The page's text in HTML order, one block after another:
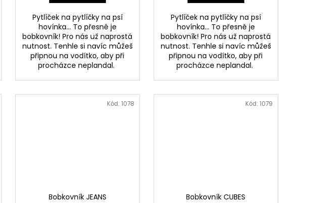
Pytlíček na pytlíčky na psí
hovínka... To přesně je
bobkovník! Pro nás už naprostá
nutnost. Tenhle si navíc můžeš
připnou na vodítko, aby při
procházce neplandal.
Pytlíček na pytlíčky na psí
hovínka... To přesně je
bobkovník! Pro nás už naprostá
nutnost. Tenhle si navíc můžeš
připnou na vodítko, aby při
procházce neplandal.
Bobkovník JEANS
Kód: 1078
Bobkovník CUBES
Kód: 1079